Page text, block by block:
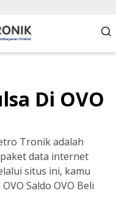
Di OVO
Tronik adalah
data internet
situs ini, kamu
Saldo OVO Beli